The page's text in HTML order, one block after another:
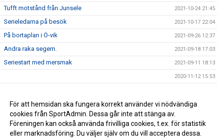
Tufft motstånd från Junsele 2021-10-24 21:45
Serieledarna på besök 2021-10-17 22:04
På bortaplan i Ö-vik 2021-09-26 12:37
Andra raka segern. 2021-09-18 17:03
Seriestart med mersmak 2021-09-11 18:13
2020-11-12 15:53
Ändrad träning 2020-09-08 13:42
Träningsmatch mot Jonsta 2020-09-07 13:14
För att hemsidan ska fungera korrekt använder vi nödvändiga
cookies från SportAdmin. Dessa går inte att stänga av.
Föreningen kan också använda frivilliga cookies, t.ex. för statistik
eller marknadsföring. Du väljer själv om du vill acceptera dessa.